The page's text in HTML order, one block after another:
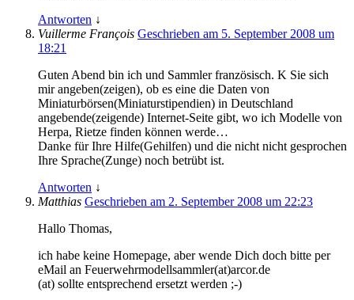
Antworten ↓
Vuillerme François Geschrieben am 5. September 2008 um
18:21
Guten Abend bin ich und Sammler französisch. K Sie sich
mir angeben(zeigen), ob es eine die Daten von
Miniaturbörsen(Miniaturstipendien) in Deutschland
angebende(zeigende) Internet-Seite gibt, wo ich Modelle von
Herpa, Rietze finden können werde…
Danke für Ihre Hilfe(Gehilfen) und die nicht nicht gesprochen
Ihre Sprache(Zunge) noch betrübt ist.
Antworten ↓
Matthias Geschrieben am 2. September 2008 um 22:23
Hallo Thomas,
ich habe keine Homepage, aber wende Dich doch bitte per
eMail an Feuerwehrmodellsammler(at)arcor.de
(at) sollte entsprechend ersetzt werden ;-)